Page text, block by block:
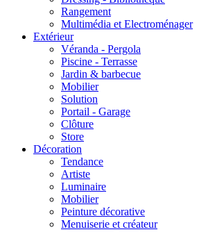
Rangement
Multimédia et Electroménager
Extérieur
Véranda - Pergola
Piscine - Terrasse
Jardin & barbecue
Mobilier
Solution
Portail - Garage
Clôture
Store
Décoration
Tendance
Artiste
Luminaire
Mobilier
Peinture décorative
Menuiserie et créateur